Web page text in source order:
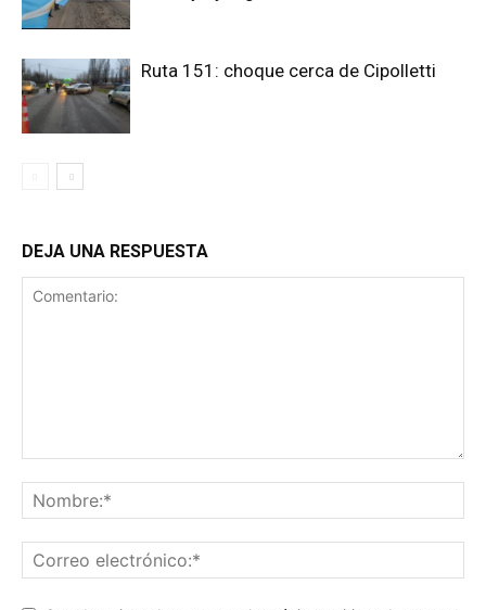
Ruta 151: choque cerca de Cipolletti
DEJA UNA RESPUESTA